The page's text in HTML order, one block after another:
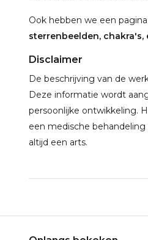
Ook hebben we een
sterrenbeelden, chakra's,
Disclaimer
De beschrijving van de
Deze informatie wordt
persoonlijke ontwikkeling.
een medische
altijd een arts.